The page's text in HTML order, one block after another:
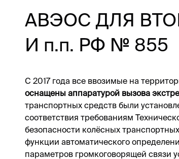
АВЭОС ДЛЯ
И п.п. РФ № 855
С 2017 года все ввозимые на
оснащены аппаратурой вызова
транспортных средств были
соответствия требованиям
безопасности колёсных
функции автоматического
параметров громкоговорящей связи